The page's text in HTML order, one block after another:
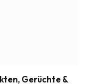
Gerüchte &